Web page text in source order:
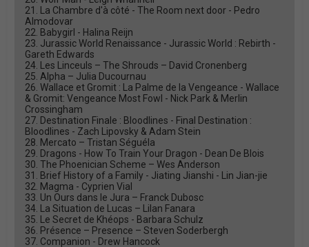
21. La Chambre d'à côté - The Room next door - Pedro
Almodovar
22. Babygirl - Halina Reijn
23. Jurassic World Renaissance - Jurassic World : Rebirth -
Gareth Edwards
24. Les Linceuls – The Shrouds – David Cronenberg
25. Alpha – Julia Ducournau
26. Wallace et Gromit : La Palme de la Vengeance - Wallace
& Gromit: Vengeance Most Fowl - Nick Park & Merlin
Crossingham
27. Destination Finale : Bloodlines - Final Destination :
Bloodlines - Zach Lipovsky & Adam Stein
28. Mercato – Tristan Séguéla
29. Dragons - How To Train Your Dragon - Dean De Blois
30. The Phoenician Scheme – Wes Anderson
31. Brief History of a Family - Jiating Jianshi - Lin Jian-jie
32. Magma - Cyprien Vial
33. Un Ours dans le Jura – Franck Dubosc
34. La Situation de Lucas – Lilan Fanara
35. Le Secret de Khéops - Barbara Schulz
36. Présence – Presence – Steven Soderbergh
37. Companion - Drew Hancock